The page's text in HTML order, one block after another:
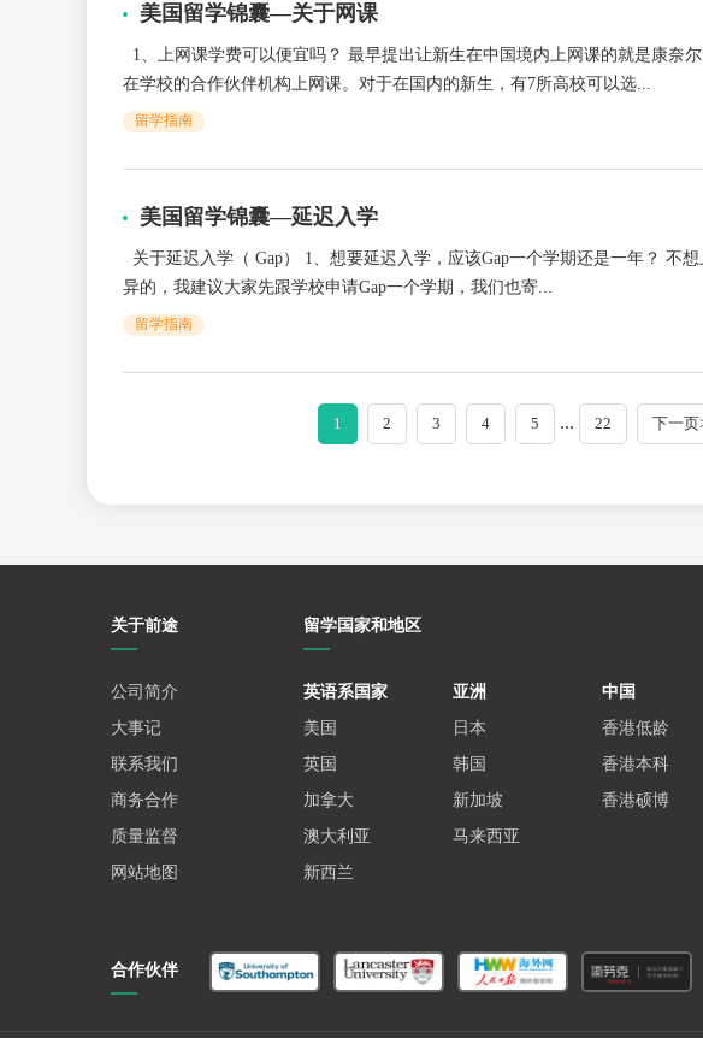
美国留学锦囊—关于网课
1、上网课学费可以便宜吗？ 最早提出让新生在中国境内上网课的就是康奈
在学校的合作伙伴机构上网课。对于在国内的新生，有7所高校可以选...
留学指南
美国留学锦囊—延迟入学
关于延迟入学（ Gap） 1、想要延迟入学，应该Gap一个学期还是一年？ 不
异的，我建议大家先跟学校申请Gap一个学期，我们也寄...
留学指南
1 2 3 4 5 ... 22 下一页
关于前途
公司简介
大事记
联系我们
商务合作
质量监督
网站地图
留学国家和地区
英语系国家
美国
英国
加拿大
澳大利亚
新西兰
亚洲
日本
韩国
新加坡
马来西亚
中国
香港低龄
香港本科
香港硕博
合作伙伴